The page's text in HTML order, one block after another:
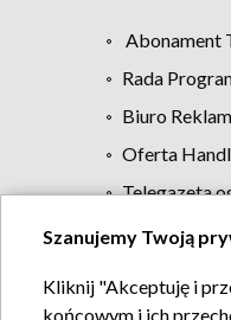
Abonament
Rada
Biuro
Oferta
Telegazeta
Szanujemy Twoją
Kliknij "Akceptuję i
końcowym i ich